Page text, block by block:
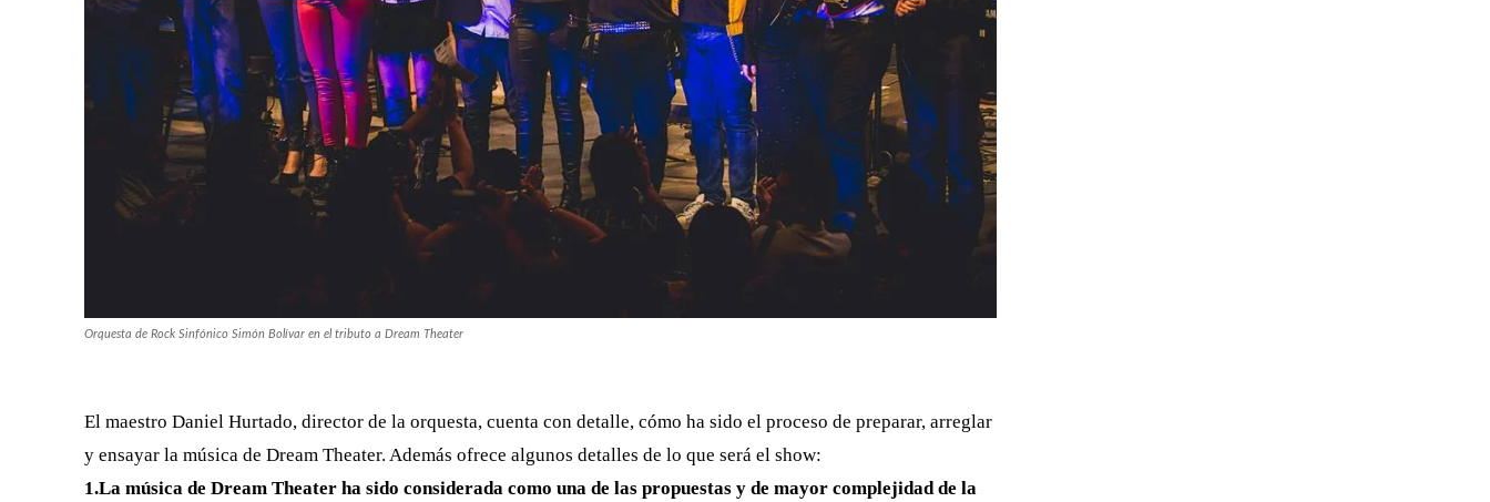
Orquesta de Rock Sinfónico Simón Bolívar en el tributo a Dream Theater
El maestro Daniel Hurtado, director de la orquesta, cuenta con detalle, cómo ha sido el proceso de preparar, arreglar
y ensayar la música de Dream Theater. Además ofrece algunos detalles de lo que será el show:
1.La música de Dream Theater ha sido considerada como una de las propuestas y de mayor complejidad de la